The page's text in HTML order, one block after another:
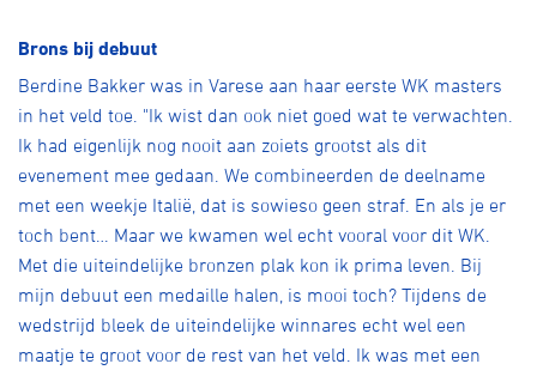
Brons bij debuut
Berdine Bakker was in Varese aan haar eerste WK masters
in het veld toe. "Ik wist dan ook niet goed wat te verwachten.
Ik had eigenlijk nog nooit aan zoiets grootst als dit
evenement mee gedaan. We combineerden de deelname
met een weekje Italië, dat is sowieso geen straf. En als je er
toch bent… Maar we kwamen wel echt vooral voor dit WK.
Met die uiteindelijke bronzen plak kon ik prima leven. Bij
mijn debuut een medaille halen, is mooi toch? Tijdens de
wedstrijd bleek de uiteindelijke winnares echt wel een
maatje te groot voor de rest van het veld. Ik was met een